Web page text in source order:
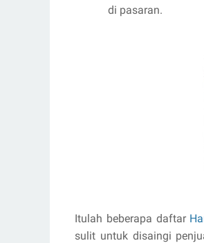
di pasaran.
Itulah beberapa daftar
sulit untuk disaingi